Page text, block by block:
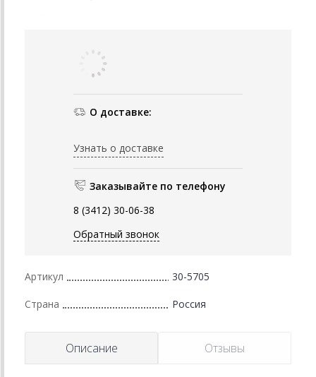
О доставке:
Узнать о доставке
Заказывайте по телефону
8 (3412) 30-06-38
Обратный звонок
Артикул 30-5705
Страна Россия
Описание Отзывы